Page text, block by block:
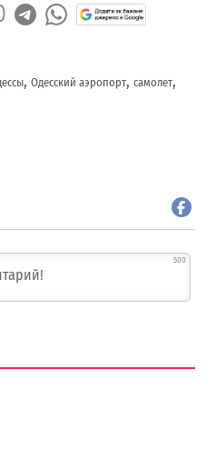
,Одесский аэропорт,самолет,
500